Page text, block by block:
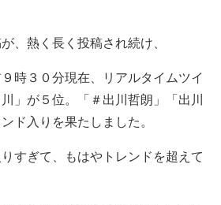
、熱く長く投稿され続け、
時３０分現在、リアルタイムツイ
」が５位。「＃出川哲朗」「出川
ド入りを果たしました。
すぎて、もはやトレンドを超えて